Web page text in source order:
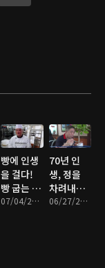
빵에 인생
을 걸다!
빵 굽는 사
람들
07/04/2026 • 47분
70년 인
생, 정을
차려내다!
할매 밥집
06/27/2026 • 46분